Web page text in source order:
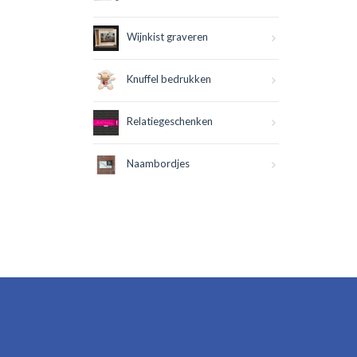
Wijnkist graveren
Knuffel bedrukken
Relatiegeschenken
Naambordjes